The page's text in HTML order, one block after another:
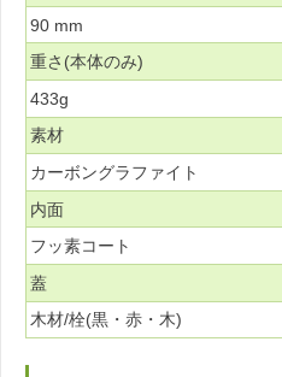
90 mm
重さ(本体のみ)
433g
素材
カーボングラファイト
内面
フッ素コート
蓋
木材/栓(黒・赤・木)